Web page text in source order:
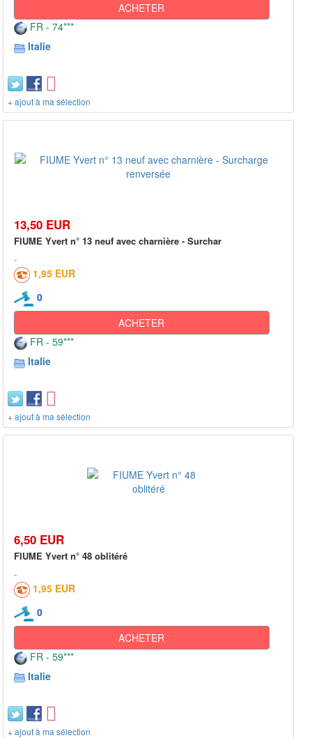
ACHETER
FR - 74***
Italie
+ ajout à ma sélection
13,50 EUR
FIUME Yvert n° 13 neuf avec charnière - Surchar
1,95 EUR
0
ACHETER
FR - 59***
Italie
+ ajout à ma sélection
6,50 EUR
FIUME Yvert n° 48 oblitéré
1,95 EUR
0
ACHETER
FR - 59***
Italie
+ ajout à ma sélection